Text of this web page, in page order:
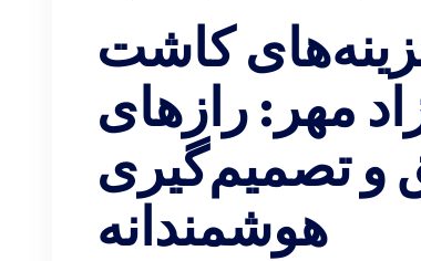
کاشت
مهر: رازهای
و تصمیم‌گیری
هوشمندانه